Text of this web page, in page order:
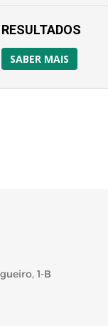
RESULTADOS
SABER MAIS
1-B